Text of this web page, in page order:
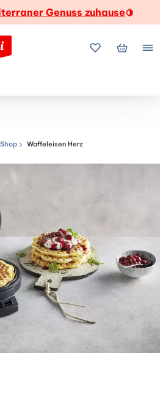
Genuss zuhause🍋
MeineMein
Shop Waffeleisen Herz